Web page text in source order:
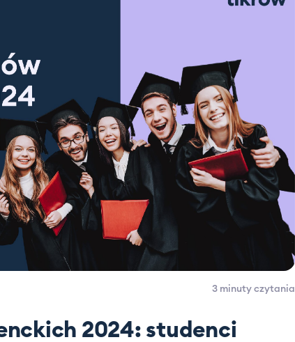
3 minuty czytania
2024: studenci